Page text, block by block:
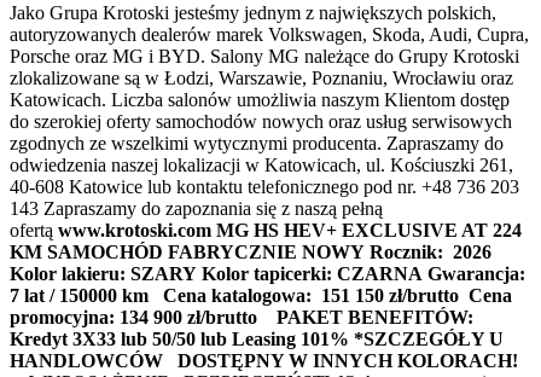
Jako Grupa Krotoski jesteśmy jednym z największych polskich,
autoryzowanych dealerów marek Volkswagen, Skoda, Audi, Cupra,
Porsche oraz MG i BYD. Salony MG należące do Grupy Krotoski
zlokalizowane są w Łodzi, Warszawie, Poznaniu, Wrocławiu oraz
Katowicach. Liczba salonów umożliwia naszym Klientom dostęp
do szerokiej oferty samochodów nowych oraz usług serwisowych
zgodnych ze wszelkimi wytycznymi producenta. Zapraszamy do
odwiedzenia naszej lokalizacji w Katowicach, ul. Kościuszki 261,
40-608 Katowice lub kontaktu telefonicznego pod nr. +48 736 203
143 Zapraszamy do zapoznania się z naszą pełną
ofertą www.krotoski.com MG HS HEV+ EXCLUSIVE AT 224
KM SAMOCHÓD FABRYCZNIE NOWY Rocznik: 2026
Kolor lakieru: SZARY Kolor tapicerki: CZARNA Gwarancja:
7 lat / 150000 km
Cena katalogowa: 151 150 zł/brutto Cena
promocyjna: 134 900 zł/brutto
PAKET BENEFITÓW:
Kredyt 3X33 lub 50/50 lub Leasing 101% *SZCZEGÓŁY U
HANDLOWCÓW
DOSTĘPNY W INNYCH KOLORACH!